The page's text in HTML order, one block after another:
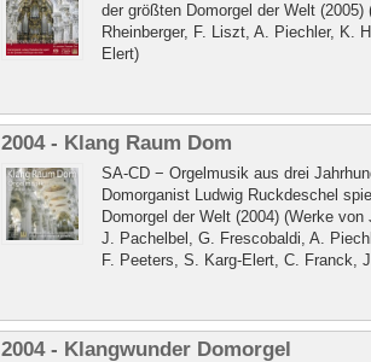
der größten Domorgel der Welt (2005)
Rheinberger, F. Liszt, A. Piechler, K.
Elert)
2004 - Klang Raum Dom
SA-CD − Orgelmusik aus drei
Domorganist Ludwig Ruckdeschel
Domorgel der Welt (2004) (Werke
J. Pachelbel, G. Frescobaldi, A.
F. Peeters, S. Karg-Elert, C. Franck,
2004 - Klangwunder Domorgel